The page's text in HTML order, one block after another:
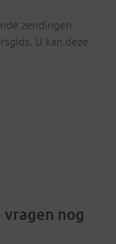
zendingen
U kan deze
nog